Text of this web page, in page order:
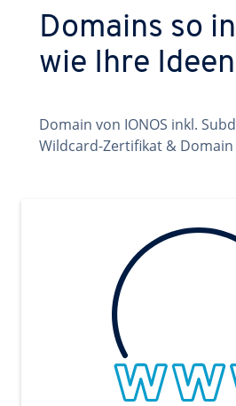
Domains so
wie Ihre
Domain von IONOS inkl.
Wildcard-Zertifikat & Domain